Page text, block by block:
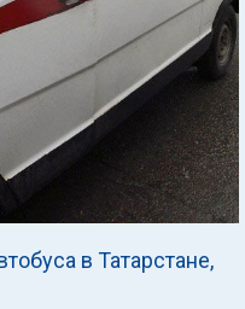
в Татарстане,